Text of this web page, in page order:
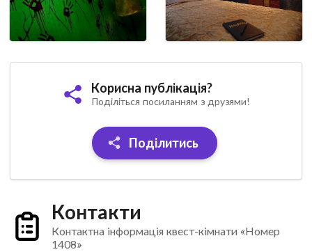
Корисна публікація?
Поділіться посиланням з друзями!
Поділитись
Контакти
Контактна інформація квест-кімнати «Номер
1408»